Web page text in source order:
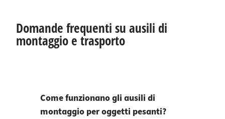
Domande frequenti su ausili di
montaggio e trasporto
Come funzionano gli ausili di
montaggio per oggetti pesanti?